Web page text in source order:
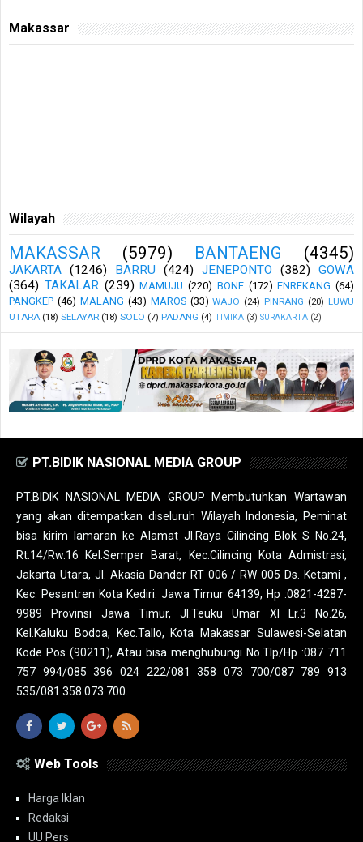
Makassar
Wilayah
MAKASSAR (5979) BANTAENG (4345)
JAKARTA (1246) BARRU (424) JENEPONTO (382)
GOWA
(364) TAKALAR (239) MAMUJU (220) BONE (172) ENREKANG (64)
PANGKEP (46) MALANG (43) MAROS (33) WAJO (24) PINRANG (20) LUWU
UTARA (18) SELAYAR (18) SOLO (7) PADANG (4) TIMIKA (3) SURAKARTA (2)
PT.BIDIK NASIONAL MEDIA GROUP
PT.BIDIK NASIONAL MEDIA GROUP Membutuhkan Wartawan
yang akan ditempatkan diseluruh Wilayah Indonesia, Peminat
bisa kirim lamaran ke Alamat Jl.Raya Cilincing Blok S No.24,
Rt.14/Rw.16 Kel.Semper Barat, Kec.Cilincing Kota Admistrasi,
Jakarta Utara, Jl. Akasia Dander RT 006 / RW 005 Ds. Ketami ,
Kec. Pesantren Kota Kediri. Jawa Timur 64139, Hp :0821-4287-
9989 Provinsi Jawa Timur, Jl.Teuku Umar XI Lr.3 No.26,
Kel.Kaluku Bodoa, Kec.Tallo, Kota Makassar Sulawesi-Selatan
Kode Pos (90211), Atau bisa menghubungi No.Tlp/Hp :087 711
757 994/085 396 024 222/081 358 073 700/087 789 913
535/081 358 073 700.
Web Tools
Harga Iklan
Redaksi
UU Pers